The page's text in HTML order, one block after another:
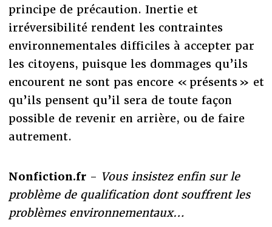
principe de précaution. Inertie et
irréversibilité rendent les contraintes
environnementales difficiles à accepter par
les citoyens, puisque les dommages qu’ils
encourent ne sont pas encore « présents » et
qu’ils pensent qu’il sera de toute façon
possible de revenir en arrière, ou de faire
autrement.
Nonfiction.fr - Vous insistez enfin sur le
problème de qualification dont souffrent les
problèmes environnementaux…